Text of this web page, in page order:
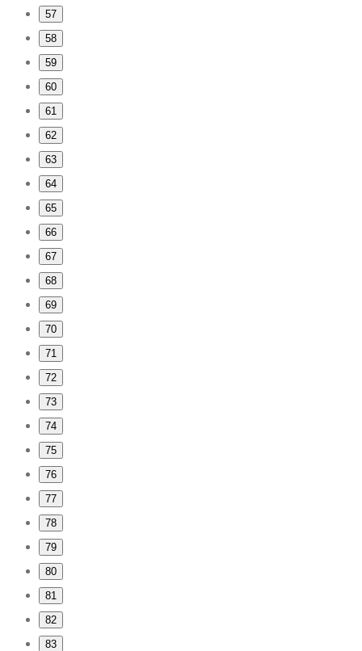
57
58
59
60
61
62
63
64
65
66
67
68
69
70
71
72
73
74
75
76
77
78
79
80
81
82
83